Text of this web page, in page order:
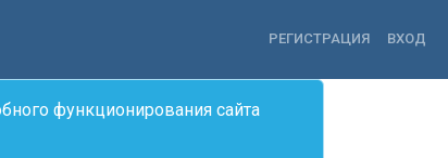
РЕГИСТРАЦИЯ ВХОД
функционирования сайта